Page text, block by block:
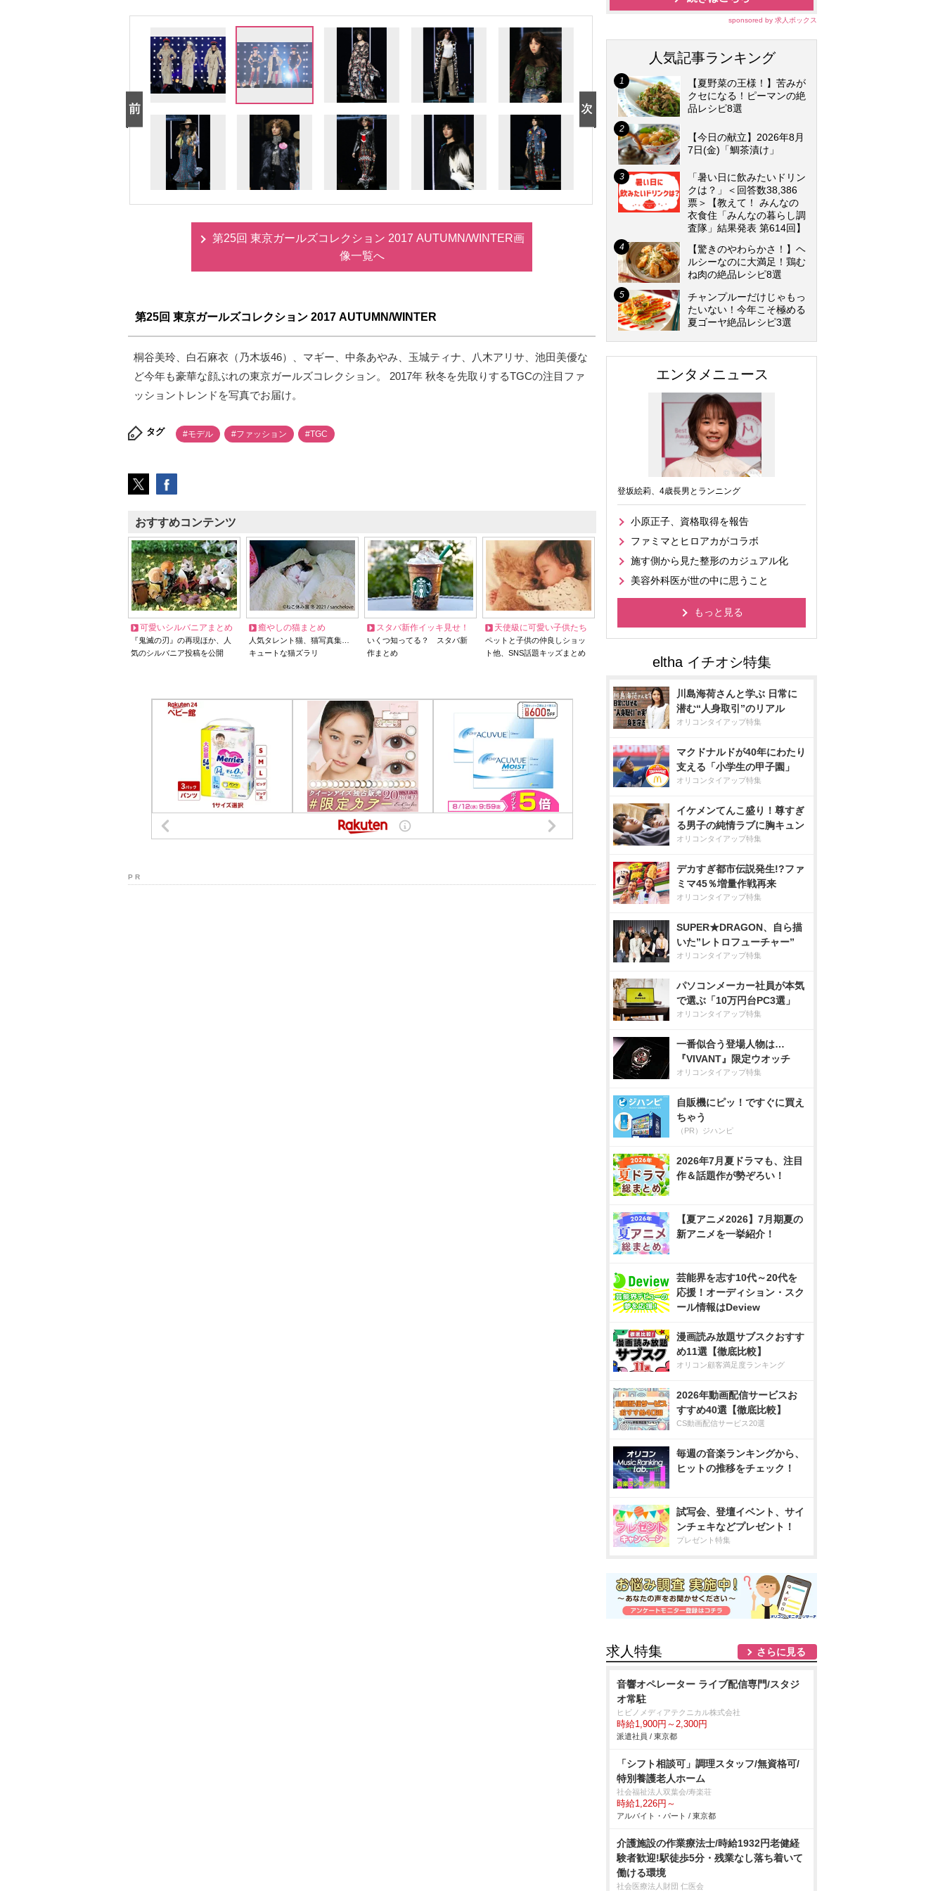
第25回 東京ガールズコレクション 2017 AUTUMN/WINTER画
像一覧へ
第25回 東京ガールズコレクション 2017 AUTUMN/WINTER
桐谷美玲、白石麻衣（乃木坂46）、マギー、中条あやみ、玉城ティナ、八木アリサ、池田美優な
ど今年も豪華な顔ぶれの東京ガールズコレクション。 2017年 秋冬を先取りするTGCの注目ファ
ッショントレンドを写真でお届け。
タグ #モデル #ファッション #TGC
おすすめコンテンツ
可愛いシルバニアまとめ
『鬼滅の刃』の再現ほか、人
気のシルバニア投稿を公開
癒やしの猫まとめ
人気タレント猫、猫写真集…
キュートな猫ズラリ
スタバ新作イッキ見せ！
いくつ知ってる？ スタバ新
作まとめ
天使級に可愛い子供たち
ペットと子供の仲良しショッ
ト他、SNS話題キッズまとめ
P R
sponsored by 求人ボックス
人気記事ランキング
【夏野菜の王様！】苦みが
クセになる！ピーマンの絶
品レシピ8選
【今日の献立】2026年8月
7日(金)「鯛茶漬け」
「暑い日に飲みたいドリン
クは？」＜回答数38,386
票＞【教えて！ みんなの
衣食住「みんなの暮らし調
査隊」結果発表 第614回】
【驚きのやわらかさ！】ヘ
ルシーなのに大満足！鶏む
ね肉の絶品レシピ8選
チャンプルーだけじゃもっ
たいない！今年こそ極める
夏ゴーヤ絶品レシピ3選
エンタメニュース
登坂絵莉、4歳長男とランニング
小原正子、資格取得を報告
ファミマとヒロアカがコラボ
施す側から見た整形のカジュアル化
美容外科医が世の中に思うこと
もっと見る
川島海荷さんと学ぶ 日常に
潜む“人身取引”のリアル
オリコンタイアップ特集
マクドナルドが40年にわたり
支える「小学生の甲子園」
オリコンタイアップ特集
イケメンてんこ盛り！尊すぎ
る男子の純情ラブに胸キュン
オリコンタイアップ特集
デカすぎ都市伝説発生!?ファ
ミマ45％増量作戦再来
オリコンタイアップ特集
SUPER★DRAGON、自ら描
いた”レトロフューチャー”
オリコンタイアップ特集
パソコンメーカー社員が本気
で選ぶ「10万円台PC3選」
オリコンタイアップ特集
一番似合う登場人物は…
『VIVANT』限定ウオッチ
オリコンタイアップ特集
自販機にピッ！ですぐに買え
ちゃう
（PR）ジハンピ
2026年7月夏ドラマも、注目
作＆話題作が勢ぞろい！
【夏アニメ2026】7月期夏の
新アニメを一挙紹介！
芸能界を志す10代～20代を
応援！オーディション・スク
ール情報はDeview
漫画読み放題サブスクおすす
め11選【徹底比較】
オリコン顧客満足度ランキング
2026年動画配信サービスお
すすめ40選【徹底比較】
CS動画配信サービス20選
毎週の音楽ランキングから、
ヒットの推移をチェック！
試写会、登壇イベント、サイ
ンチェキなどプレゼント！
プレゼント特集
求人特集 さらに見る
音響オペレーター ライブ配信専門/スタジ
オ常駐
ヒビノメディアテクニカル株式会社
時給1,900円～2,300円
派遣社員 / 東京都
「シフト相談可」調理スタッフ/無資格可/
特別養護老人ホーム
社会福祉法人双葉会/寿楽荘
時給1,226円～
アルバイト・パート / 東京都
介護施設の作業療法士/時給1932円老健経
験者歓迎!駅徒歩5分・残業なし落ち着いて
働ける環境
社会医療法人財団 仁医会